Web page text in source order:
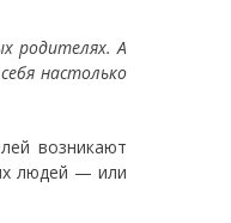
родителях. А
настолько
возникают
людей — или